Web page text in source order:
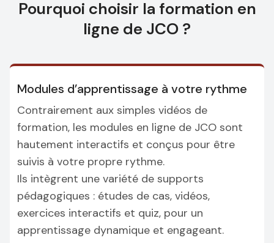
Pourquoi choisir la formation en
ligne de JCO ?
Modules d’apprentissage à votre rythme
Contrairement aux simples vidéos de
formation, les modules en ligne de JCO sont
hautement interactifs et conçus pour être
suivis à votre propre rythme.
Ils intègrent une variété de supports
pédagogiques : études de cas, vidéos,
exercices interactifs et quiz, pour un
apprentissage dynamique et engageant.